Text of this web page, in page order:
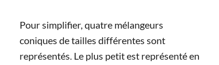
Pour simplifier, quatre mélangeurs
coniques de tailles différentes sont
représentés. Le plus petit est représenté en